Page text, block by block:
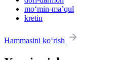
mo‘min-maʼqul
kretin
Hammasini ko‘rish